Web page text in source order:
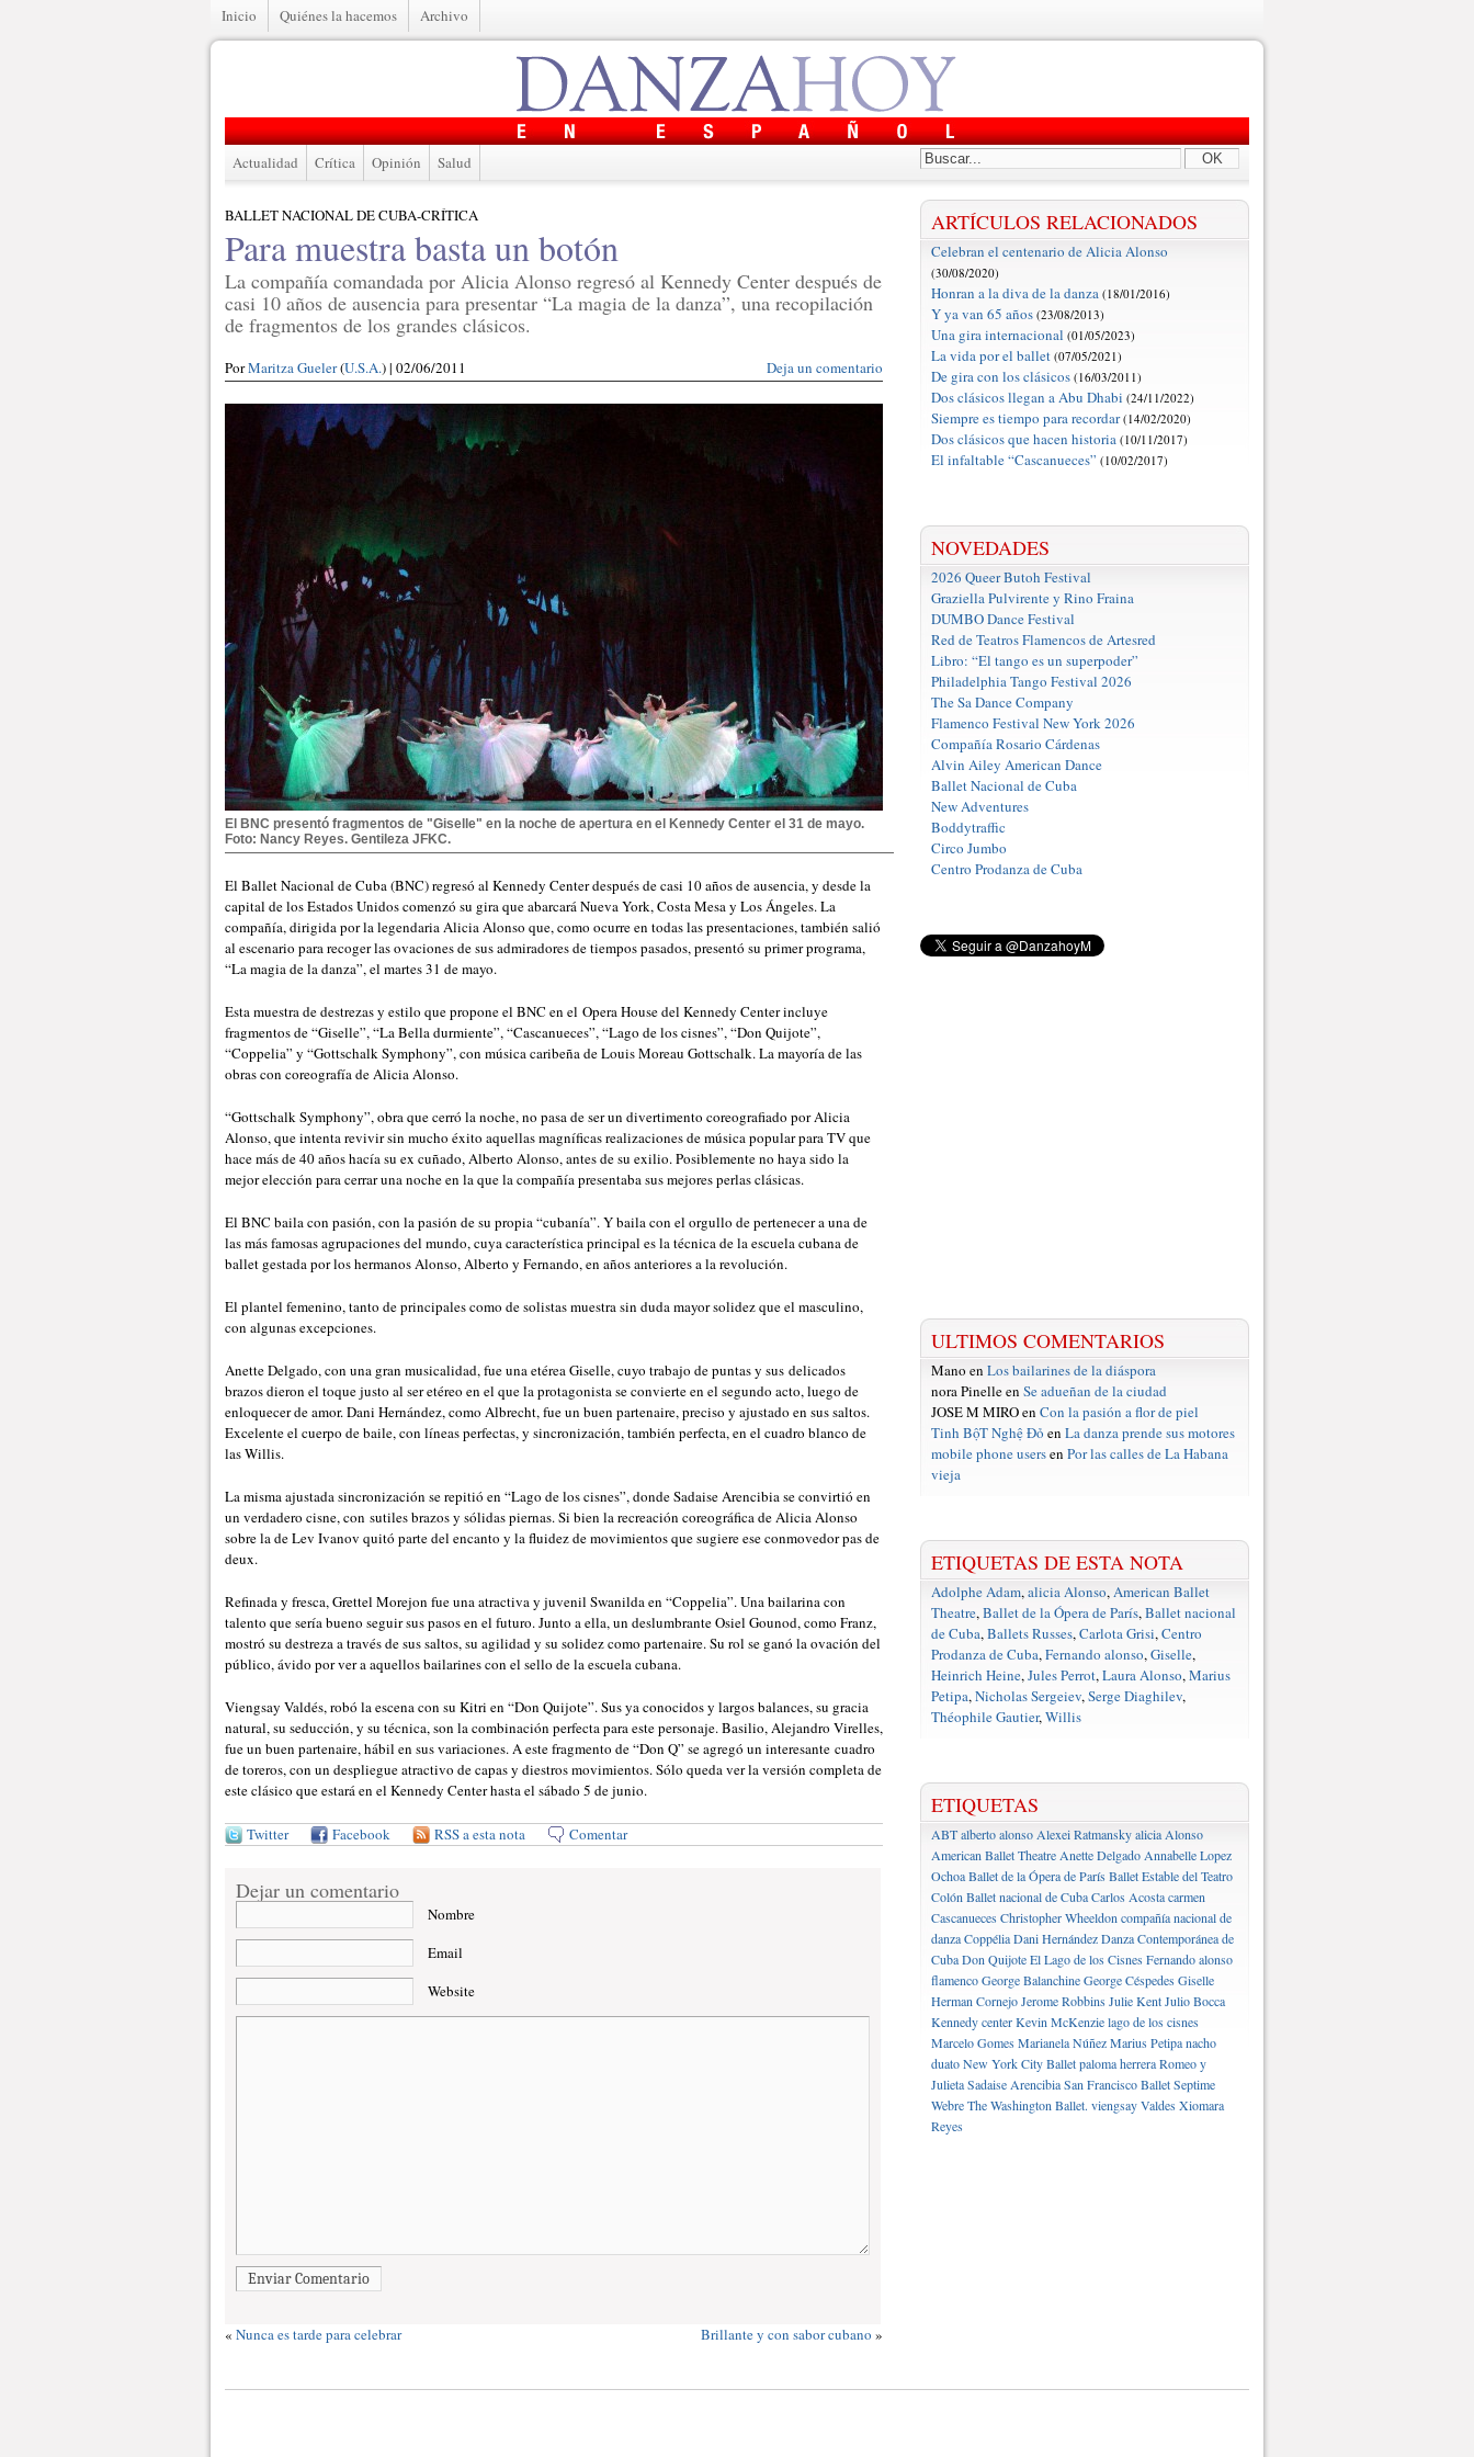
Inicio Quiénes la hacemos Archivo
OK
Actualidad Crítica Opinión Salud
BALLET NACIONAL DE CUBA-CRÍTICA
Para muestra basta un botón
La compañía comandada por Alicia Alonso regresó al Kennedy Center después de
casi 10 años de ausencia para presentar “La magia de la danza”, una recopilación
de fragmentos de los grandes clásicos.
Deja un comentario
PorMaritza Gueler(U.S.A.) | 02/06/2011
El BNC presentó fragmentos de "Giselle" en la noche de apertura en el Kennedy Center el 31 de mayo.
Foto: Nancy Reyes. Gentileza JFKC.
El Ballet Nacional de Cuba (BNC) regresó al Kennedy Center después de casi 10 años de ausencia, y desde la
capital de los Estados Unidos comenzó su gira que abarcará Nueva York, Costa Mesa y Los Ángeles. La
compañía, dirigida por la legendaria Alicia Alonso que, como ocurre en todas las presentaciones, también salió
al escenario para recoger las ovaciones de sus admiradores de tiempos pasados, presentó su primer programa,
“La magia de la danza”, el martes 31 de mayo.
Esta muestra de destrezas y estilo que propone el BNC en el Opera House del Kennedy Center incluye
fragmentos de “Giselle”, “La Bella durmiente”, “Cascanueces”, “Lago de los cisnes”, “Don Quijote”,
“Coppelia” y “Gottschalk Symphony”, con música caribeña de Louis Moreau Gottschalk. La mayoría de las
obras con coreografía de Alicia Alonso.
“Gottschalk Symphony”, obra que cerró la noche, no pasa de ser un divertimento coreografiado por Alicia
Alonso, que intenta revivir sin mucho éxito aquellas magníficas realizaciones de música popular para TV que
hace más de 40 años hacía su ex cuñado, Alberto Alonso, antes de su exilio. Posiblemente no haya sido la
mejor elección para cerrar una noche en la que la compañía presentaba sus mejores perlas clásicas.
El BNC baila con pasión, con la pasión de su propia “cubanía”. Y baila con el orgullo de pertenecer a una de
las más famosas agrupaciones del mundo, cuya característica principal es la técnica de la escuela cubana de
ballet gestada por los hermanos Alonso, Alberto y Fernando, en años anteriores a la revolución.
El plantel femenino, tanto de principales como de solistas muestra sin duda mayor solidez que el masculino,
con algunas excepciones.
Anette Delgado, con una gran musicalidad, fue una etérea Giselle, cuyo trabajo de puntas y sus delicados
brazos dieron el toque justo al ser etéreo en el que la protagonista se convierte en el segundo acto, luego de
enloquecer de amor. Dani Hernández, como Albrecht, fue un buen partenaire, preciso y ajustado en sus saltos.
Excelente el cuerpo de baile, con líneas perfectas, y sincronización, también perfecta, en el cuadro blanco de
las Willis.
La misma ajustada sincronización se repitió en “Lago de los cisnes”, donde Sadaise Arencibia se convirtió en
un verdadero cisne, con sutiles brazos y sólidas piernas. Si bien la recreación coreográfica de Alicia Alonso
sobre la de Lev Ivanov quitó parte del encanto y la fluidez de movimientos que sugiere ese conmovedor pas de
deux.
Refinada y fresca, Grettel Morejon fue una atractiva y juvenil Swanilda en “Coppelia”. Una bailarina con
talento que sería bueno seguir sus pasos en el futuro. Junto a ella, un deslumbrante Osiel Gounod, como Franz,
mostró su destreza a través de sus saltos, su agilidad y su solidez como partenaire. Su rol se ganó la ovación del
público, ávido por ver a aquellos bailarines con el sello de la escuela cubana.
Viengsay Valdés, robó la escena con su Kitri en “Don Quijote”. Sus ya conocidos y largos balances, su gracia
natural, su seducción, y su técnica, son la combinación perfecta para este personaje. Basilio, Alejandro Virelles,
fue un buen partenaire, hábil en sus variaciones. A este fragmento de “Don Q” se agregó un interesante cuadro
de toreros, con un despliegue atractivo de capas y diestros movimientos. Sólo queda ver la versión completa de
este clásico que estará en el Kennedy Center hasta el sábado 5 de junio.
Twitter Facebook RSS a esta nota Comentar
Dejar un comentario
Nombre
Email
Website
Enviar Comentario
« Nunca es tarde para celebrar Brillante y con sabor cubano »
ARTÍCULOS RELACIONADOS
Celebran el centenario de Alicia Alonso
(30/08/2020)
Honran a la diva de la danza (18/01/2016)
Y ya van 65 años (23/08/2013)
Una gira internacional (01/05/2023)
La vida por el ballet (07/05/2021)
De gira con los clásicos (16/03/2011)
Dos clásicos llegan a Abu Dhabi (24/11/2022)
Siempre es tiempo para recordar(14/02/2020)
Dos clásicos que hacen historia (10/11/2017)
El infaltable “Cascanueces” (10/02/2017)
NOVEDADES
2026 Queer Butoh Festival
Graziella Pulvirente y Rino Fraina
DUMBO Dance Festival
Red de Teatros Flamencos de Artesred
Libro: “El tango es un superpoder”
Philadelphia Tango Festival 2026
The Sa Dance Company
Flamenco Festival New York 2026
Compañía Rosario Cárdenas
Alvin Ailey American Dance
Ballet Nacional de Cuba
New Adventures
Boddytraffic
Circo Jumbo
Centro Prodanza de Cuba
ULTIMOS COMENTARIOS
Mano en Los bailarines de la diáspora
nora Pinelle en Se adueñan de la ciudad
JOSE M MIRO en Con la pasión a flor de piel
Tinh BộT Nghệ Đỏ en La danza prende sus motores
mobile phone usersen Por las calles de La Habana
vieja
ETIQUETAS DE ESTA NOTA
Adolphe Adam,alicia Alonso,American Ballet
Theatre,Ballet de la Ópera de París,Ballet nacional
de Cuba,Ballets Russes,Carlota Grisi,Centro
Prodanza de Cuba,Fernando alonso,Giselle,
Heinrich Heine,Jules Perrot,Laura Alonso,Marius
Petipa,Nicholas Sergeiev,Serge Diaghilev,
Théophile Gautier,Willis
ETIQUETAS
ABTalberto alonso Alexei Ratmanskyalicia Alonso
American Ballet Theatre Anette Delgado Annabelle Lopez
OchoaBallet de la Ópera de ParísBallet Estable del Teatro
Colón Ballet nacional de CubaCarlos Acostacarmen
CascanuecesChristopher Wheeldon compañía nacional de
danzaCoppéliaDani HernándezDanza Contemporánea de
CubaDon QuijoteEl Lago de los CisnesFernando alonso
flamencoGeorge BalanchineGeorge CéspedesGiselle
Herman CornejoJerome RobbinsJulie KentJulio Bocca
Kennedy centerKevin McKenzielago de los cisnes
Marcelo GomesMarianela NúñezMarius Petipanacho
duatoNew York City Balletpaloma herreraRomeo y
JulietaSadaise ArencibiaSan Francisco BalletSeptime
WebreThe Washington Ballet. viengsay ValdesXiomara
Reyes